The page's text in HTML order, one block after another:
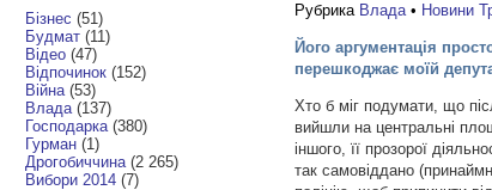
Бізнес (51)
Будмат (11)
Відео (47)
Відпочинок (152)
Війна (53)
Влада (137)
Господарка (380)
Гурман (1)
Дрогобиччина (2 265)
Вибори 2014 (7)
Рубрика Влада• Новини
Його аргументація
перешкоджає моїй
Хто б міг подумати, що
вийшли на центральні
іншого, її прозорої
так самовіддано